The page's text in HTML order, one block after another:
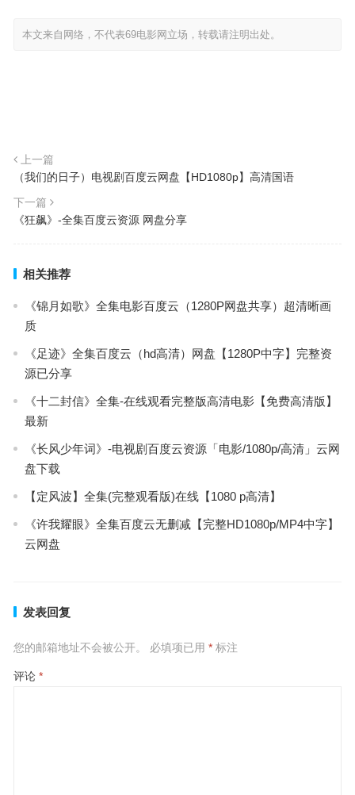
本文来自网络，不代表69电影网立场，转载请注明出处。
上一篇
（我们的日子）电视剧百度云网盘【HD1080p】高清国语
下一篇
《狂飙》-全集百度云资源 网盘分享
相关推荐
《锦月如歌》全集电影百度云（1280P网盘共享）超清晰画
质
《足迹》全集百度云（hd高清）网盘【1280P中字】完整资
源已分享
《十二封信》全集-在线观看完整版高清电影【免费高清版】
最新
《长风少年词》-电视剧百度云资源「电影/1080p/高清」云网
盘下载
【定风波】全集(完整观看版)在线【1080 p高清】
《许我耀眼》全集百度云无删减【完整HD1080p/MP4中字】
云网盘
发表回复
您的邮箱地址不会被公开。 必填项已用 *标注
评论 *